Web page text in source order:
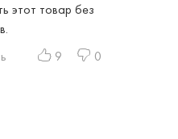
этот товар без
9 0